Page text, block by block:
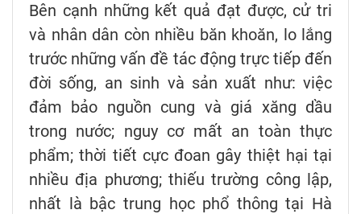
Bên cạnh những kết quả đạt được, cử tri
và nhân dân còn nhiều băn khoăn, lo lắng
trước những vấn đề tác động trực tiếp đến
đời sống, an sinh và sản xuất như: việc
đảm bảo nguồn cung và giá xăng dầu
trong nước; nguy cơ mất an toàn thực
phẩm; thời tiết cực đoan gây thiệt hại tại
nhiều địa phương; thiếu trường công lập,
nhất là bậc trung học phổ thông tại Hà